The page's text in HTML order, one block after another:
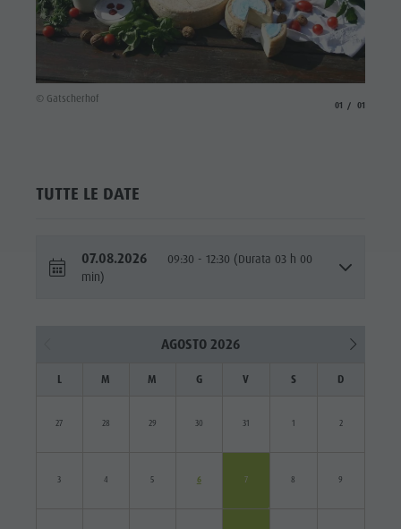
© Gatscherhof
01 01
TUTTE LE DATE
07.08.2026
09:30 - 12:30 (Durata 03 h 00
min)
AGOSTO 2026
L M M G V S D
27 28 29 30 31 1 2
3 4 5 6 7 8 9